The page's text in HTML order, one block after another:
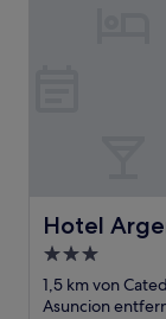
Hotel
Hotel
3.0-
Sterne-
Unterkunft
1,5 km von
Asuncion